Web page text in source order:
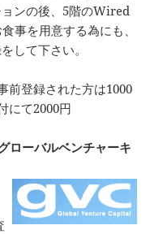
ンの後、5階のWired
事を用意する為にも、
して下さい。
前登録された方は1000
にて2000円
ローバルベンチャーキ